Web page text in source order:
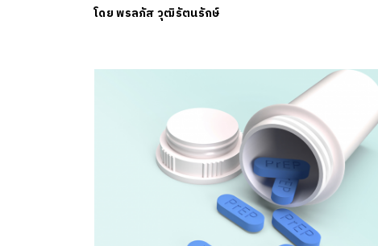
โดยพรลภัส วุฒิรัตนรักษ์